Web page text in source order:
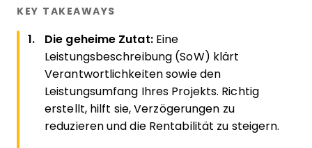
KEY TAKEAWAYS
Die geheime Zutat: Eine
Leistungsbeschreibung (SoW) klärt
Verantwortlichkeiten sowie den
Leistungsumfang Ihres Projekts. Richtig
erstellt, hilft sie, Verzögerungen zu
reduzieren und die Rentabilität zu steigern.